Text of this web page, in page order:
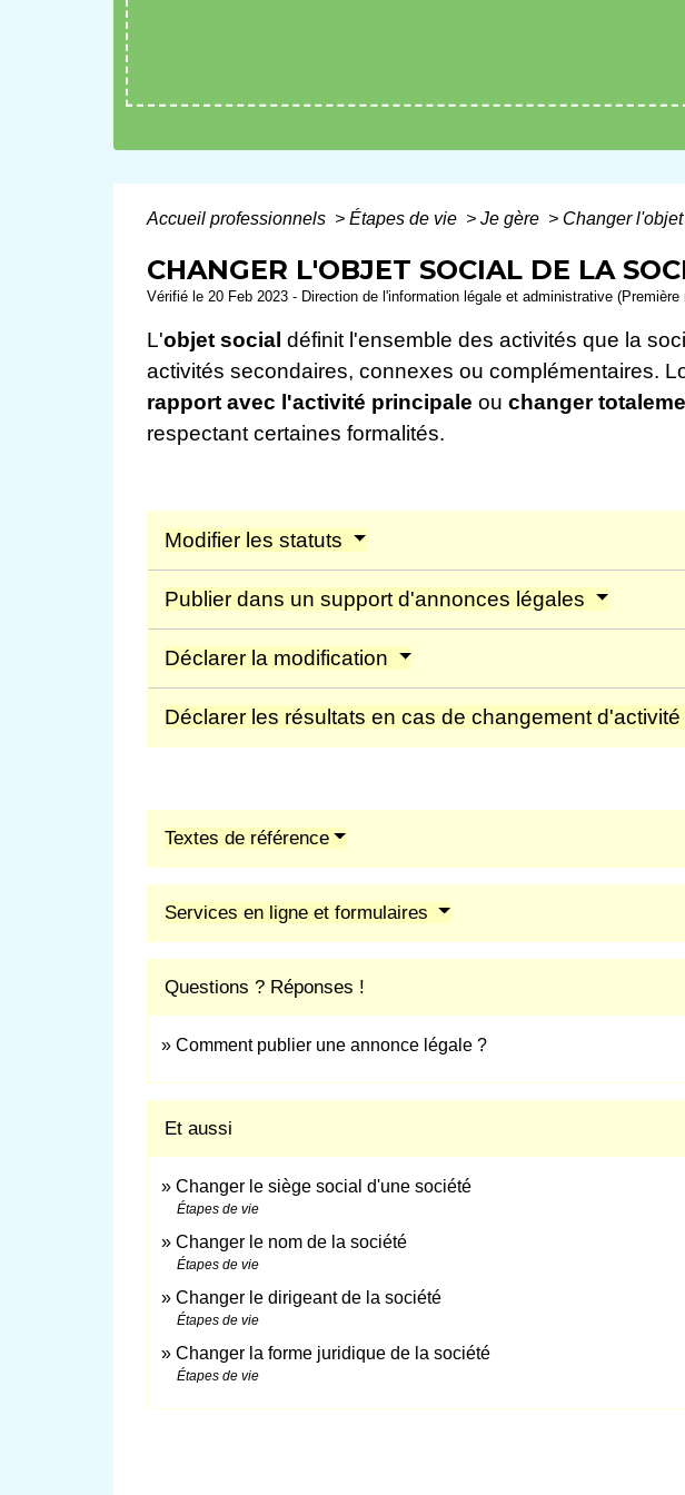
Accueil professionnels > Étapes de vie > Je gère > Changer
CHANGER L'OBJET SOCIAL DE LA
Vérifié le 20 Feb 2023 - Direction de l'information légale et administrative (Première
L'objet social définit l'ensemble des activités que la
activités secondaires, connexes ou complémentaires.
rapport avec l'activité principale ou changer
respectant certaines formalités.
Modifier les statuts
Publier dans un support d'annonces légales
Déclarer la modification
Déclarer les résultats en cas de changement d'activité
Textes de référence
Services en ligne et formulaires
Questions ? Réponses !
Comment publier une annonce légale ?
Et aussi
Changer le siège social d'une société
Étapes de vie
Changer le nom de la société
Étapes de vie
Changer le dirigeant de la société
Étapes de vie
Changer la forme juridique de la société
Étapes de vie